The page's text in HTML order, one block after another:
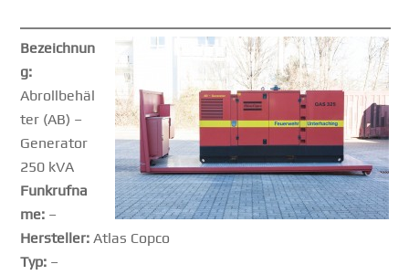
Bezeichnun
g:
Abrollbehäl
ter (AB) –
Generator
250 kVA
Funkrufna
me: –
Hersteller: Atlas Copco
Typ: –